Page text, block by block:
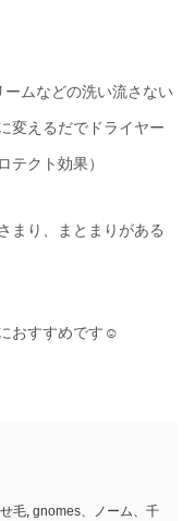
ムなどの洗い流さない
変えるだでドライヤー
テクト効果）
まり、まとまりがある
おすすめです☺️
毛, gnomes、ノーム、千